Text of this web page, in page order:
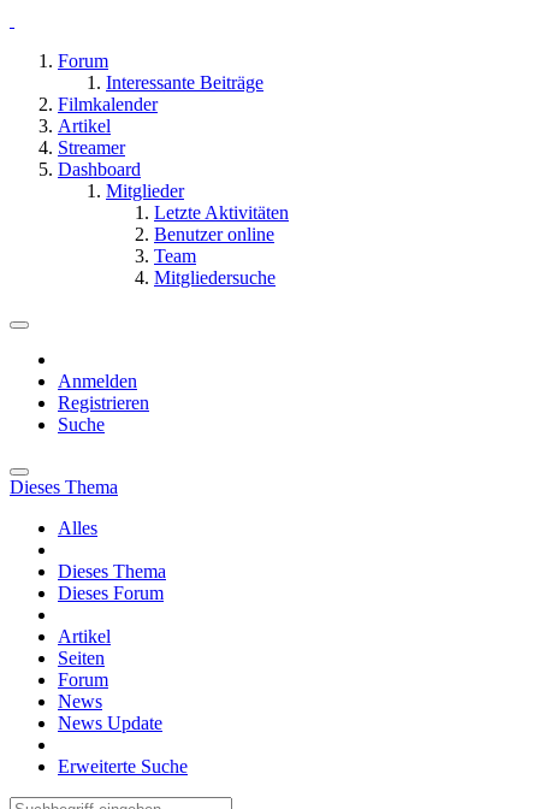
Forum
Interessante Beiträge
Filmkalender
Artikel
Streamer
Dashboard
Mitglieder
Letzte Aktivitäten
Benutzer online
Team
Mitgliedersuche
Anmelden
Registrieren
Suche
Dieses Thema
Alles
Dieses Thema
Dieses Forum
Artikel
Seiten
Forum
News
News Update
Erweiterte Suche